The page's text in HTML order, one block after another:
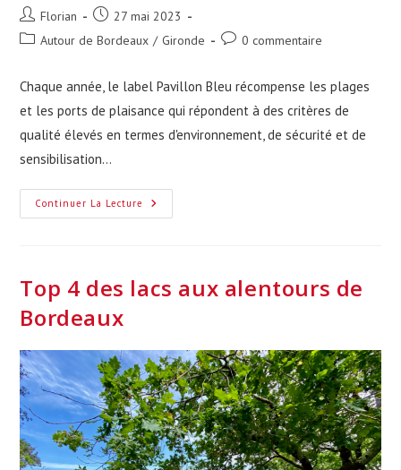
Auteur/autrice
de
Florian
Publication
publiée :
27 mai 2023
PostAutour de Bordeaux / Gironde
Commentaires
publication :
0 commentaire
Chaque année, le label Pavillon Bleu récompense les plages
et les ports de plaisance qui répondent à des critères de
qualité élevés en termes d'environnement, de sécurité et de
sensibilisation…
Continuer La Lecture Découvrez
La
De
Top 4 des lacs aux alentours de
Bordeaux